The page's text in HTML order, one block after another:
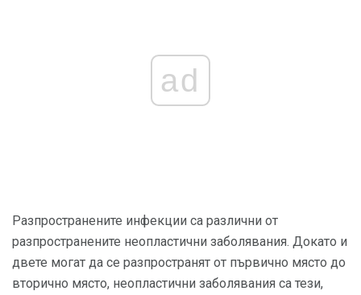
ad
Разпространените инфекции са различни от
разпространените неопластични заболявания. Докато и
двете могат да се разпространят от първично място до
вторично място, неопластични заболявания са тези,